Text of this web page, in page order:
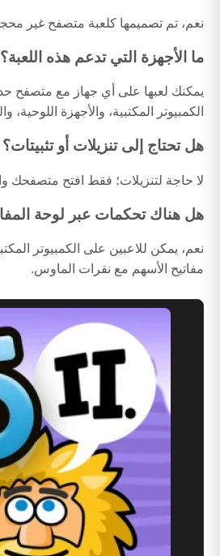
نعم، تم تصميمها كلعبة متصفح غير
ما الأجهزة التي تدعم هذه اللعبة؟
يمكنك لعبها على أي جهاز مع متصفح
الكمبيوتر المكتبية، والأجهزة اللوحية،
هل تحتاج إلى تنزيلات أو تثبيتات؟
لا حاجة لتنزيلات؛ فقط افتح متصفحك
هل هناك تحكمات عبر لوحة
مفاتيح الأسهم مع نقرات الماوس.